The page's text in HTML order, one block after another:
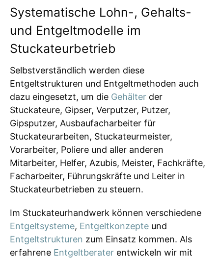
Systematische Lohn-, Gehalts-
und Entgeltmodelle im
Stuckateurbetrieb
Selbstverständlich werden diese
Entgeltstrukturen und Entgeltmethoden auch
dazu eingesetzt, um die Gehälter der
Stuckateure, Gipser, Verputzer, Putzer,
Gipsputzer, Ausbaufacharbeiter für
Stuckateurarbeiten, Stuckateurmeister,
Vorarbeiter, Poliere und aller anderen
Mitarbeiter, Helfer, Azubis, Meister, Fachkräfte,
Facharbeiter, Führungskräfte und Leiter in
Stuckateurbetrieben zu steuern.
Im Stuckateurhandwerk können verschiedene
Entgeltsysteme, Entgeltkonzepte und
Entgeltstrukturen zum Einsatz kommen. Als
erfahrene Entgeltberater entwickeln wir mit